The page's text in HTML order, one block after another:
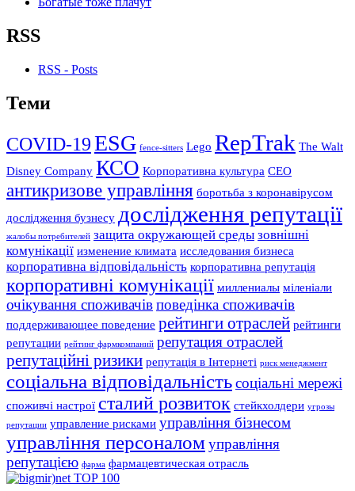
RSS
RSS - Posts
Теми
COVID-19ESG fence-sitters Lego RepTrak The Walt
Disney Company КСО Корпоративна культура СЕО
антикризове управління боротьба з коронавірусом
дослідження бузнесу дослідження репутації
жалобы потребителей защита окружающей среды зовнішні
комунікації изменение климата исследования бизнеса
корпоративна відповідальність корпоративна репутація
корпоративні комунікації миллениалы міленіали
очікування споживачівповедінка споживачів
поддерживающее поведение рейтинги отраслей рейтинги
репутации рейтинг фармкомпаний репутация отраслей
репутаційні ризики репутація в Інтернеті риск менеджмент
соціальна відповідальністьсоціальні мережі
споживчі настрої сталий розвиток стейкхолдери угрозы
репутации управление рисками управління бізнесом
управління персоналомуправління
репутацією фарма фармацевтическая отрасль